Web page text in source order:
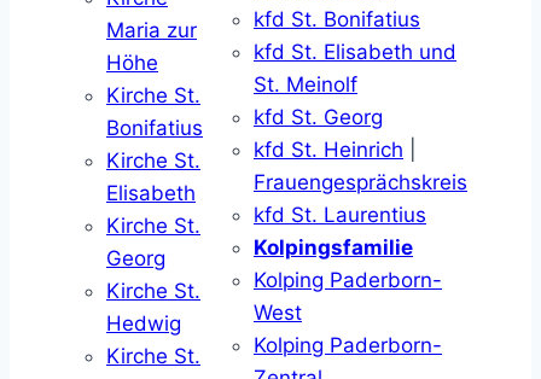
Maria zur
Höhe
Kirche St.
Bonifatius
Kirche St.
Elisabeth
Kirche St.
Georg
Kirche St.
Hedwig
Kirche St.
kfd St. Bonifatius
kfd St. Elisabeth und
St. Meinolf
kfd St. Georg
kfd St. Heinrich
Frauengesprächskreis
kfd St. Laurentius
Kolpingsfamilie
Kolping Paderborn-
West
Kolping Paderborn-